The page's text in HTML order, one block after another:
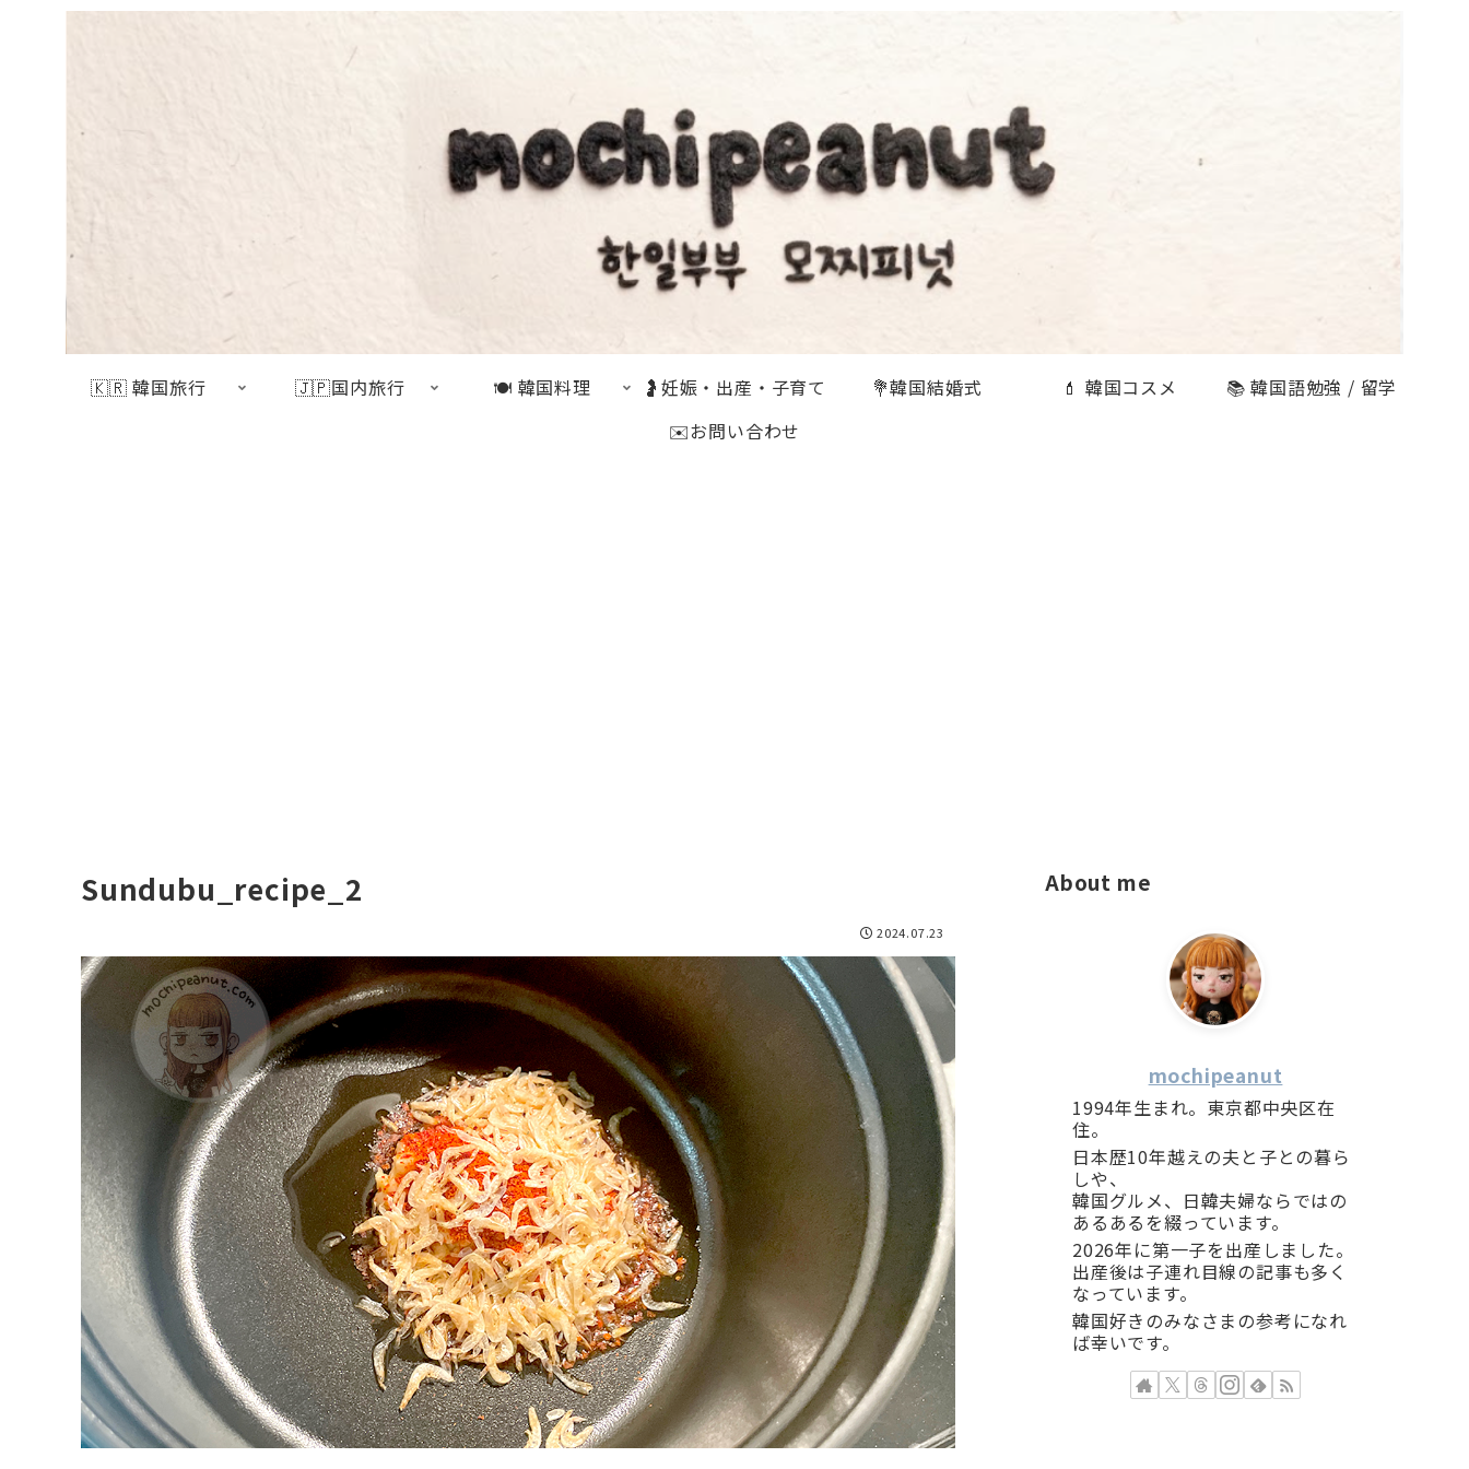
🇰🇷 韓国旅行 🇯🇵国内旅行 🍽 韓国料理 🤰妊娠・出産・子育て 💐韓国結婚式 💄 韓国コスメ
📚 韓国語勉強 / 留学
✉️お問い合わせ
Sundubu_recipe_2
2024.07.23
About me
mochipeanut
1994年生まれ。東京都中央区在
住。
日本歴10年越えの夫と子との暮ら
しや、
韓国グルメ、日韓夫婦ならではの
あるあるを綴っています。
2026年に第一子を出産しました。
出産後は子連れ目線の記事も多く
なっています。
韓国好きのみなさまの参考になれ
ば幸いです。